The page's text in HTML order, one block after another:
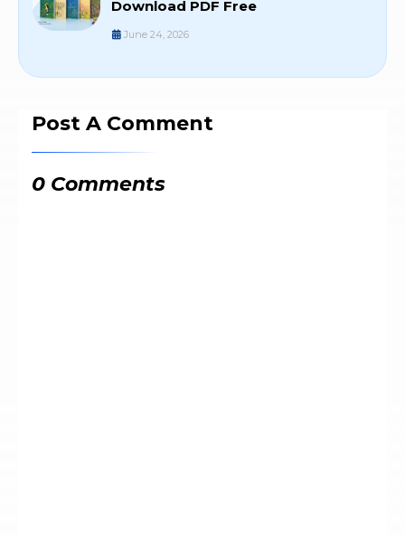
Download PDF Free
June 24, 2026
Post A Comment
0 Comments